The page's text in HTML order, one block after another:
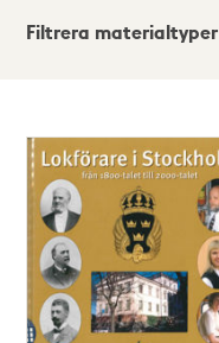
Visningsläge
Lista
Karta
Filtrera materialtyper